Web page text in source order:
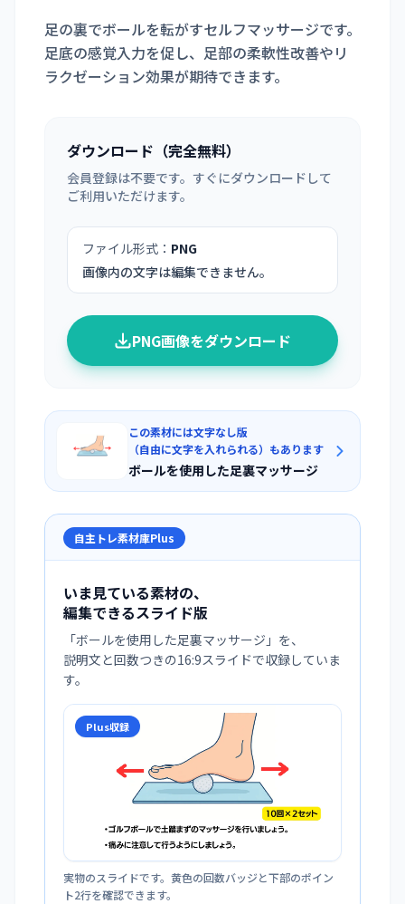
足の裏でボールを転がすセルフマッサージです。
足底の感覚入力を促し、足部の柔軟性改善やリ
ラクゼーション効果が期待できます。
ダウンロード（完全無料）
会員登録は不要です。すぐにダウンロードして
ご利用いただけます。
ファイル形式： PNG
画像内の文字は編集できません。
PNG画像をダウンロード
この素材には文字なし版
（自由に文字を入れられる）もあります
ボールを使用した足裏マッサージ
自主トレ素材庫Plus
いま見ている素材の、
編集できるスライド版
「ボールを使用した足裏マッサージ 」を、
説明文と回数つきの16:9スライドで収録していま
す。
Plus収録
実物のスライドです。黄色の回数バッジと下部のポイン
ト2行を確認できます。